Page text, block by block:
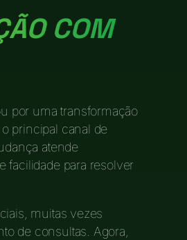
COM
por uma transformação
principal canal de
atende
facilidade para resolver
muitas vezes
de consultas. Agora,